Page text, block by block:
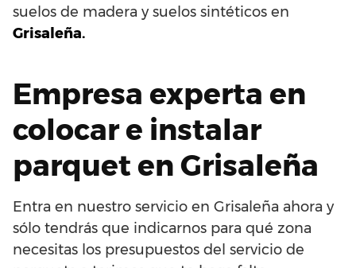
suelos de madera y suelos sintéticos en
Grisaleña.
Empresa experta en
colocar e instalar
parquet en Grisaleña
Entra en nuestro servicio en Grisaleña ahora y
sólo tendrás que indicarnos para qué zona
necesitas los presupuestos del servicio de